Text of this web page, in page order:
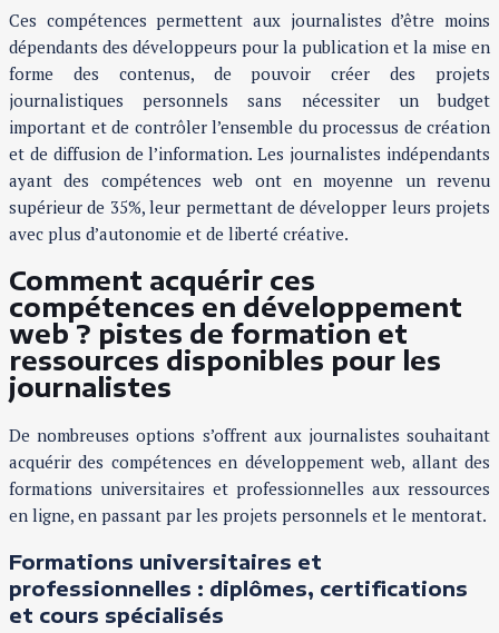
Ces compétences permettent aux journalistes d’être moins
dépendants des développeurs pour la publication et la mise en
forme des contenus, de pouvoir créer des projets
journalistiques personnels sans nécessiter un budget
important et de contrôler l’ensemble du processus de création
et de diffusion de l’information. Les journalistes indépendants
ayant des compétences web ont en moyenne un revenu
supérieur de 35%, leur permettant de développer leurs projets
avec plus d’autonomie et de liberté créative.
Comment acquérir ces
compétences en développement
web ? pistes de formation et
ressources disponibles pour les
journalistes
De nombreuses options s’offrent aux journalistes souhaitant
acquérir des compétences en développement web, allant des
formations universitaires et professionnelles aux ressources
en ligne, en passant par les projets personnels et le mentorat.
Formations universitaires et
professionnelles : diplômes, certifications
et cours spécialisés